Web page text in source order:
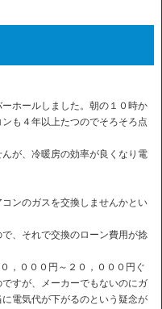
ホールしました。朝の１０時か
も４年以上たつのでそろそろ点
が、冷暖房の効率が良くなり電
ンのガスを交換しませんかとい
、それで交換のローン費用が捻
，０００円～２０，０００円ぐ
すが、メーカーでもないのにガ
電気代が下がるのという疑念が